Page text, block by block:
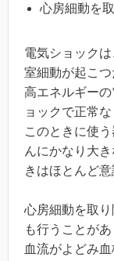
心房細動を
電気ショック
室細動が起こ
高エネルギー
ョックで正常
このときに使
んにかなり大
きはほとんど
心房細動を取
も行うことが
血流がよどみ